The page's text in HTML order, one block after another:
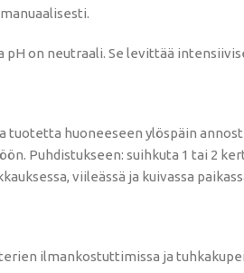
on neutraali. Se levittää
tuotetta huoneeseen ylöspäin
Puhdistukseen: suihkuta 1 tai 2
viileässä ja kuivassa
ilmankostuttimissa ja